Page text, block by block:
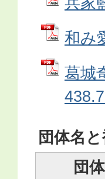
和み
葛城
団体名
団